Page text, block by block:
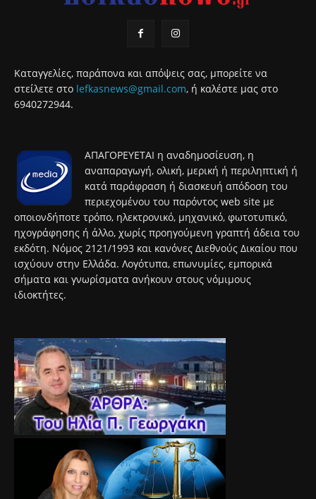
Καταγγελίες, παράπονα και απόψεις σας, μπορείτε να
στείλετε στο lefkasnews@gmail.com, ή καλέστε μας στο
6940272944.
ΑΠΑΓΟΡΕΥΕΤΑΙ η αναδημοσίευση, η
αναπαραγωγή, ολική, μερική ή περιληπτική ή
κατά παράφραση ή διασκευή απόδοση του
περιεχομένου του παρόντος web site με
οποιονδήποτε τρόπο, ηλεκτρονικό, μηχανικό, φωτοτυπικό,
ηχογράφησης ή άλλο, χωρίς προηγούμενη γραπτή άδεια του
εκδότη. Νόμος 2121/1993 και κανόνες Διεθνούς Δικαίου που
ισχύουν στην Ελλάδα. Λογότυπα, επωνυμίες, εμπορικά
σήματα και γνωρίσματα ανήκουν στους νόμιμους
ιδιοκτήτες.